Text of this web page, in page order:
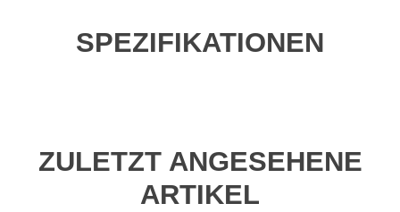
SPEZIFIKATIONEN
ZULETZT ANGESEHENE
ARTIKEL